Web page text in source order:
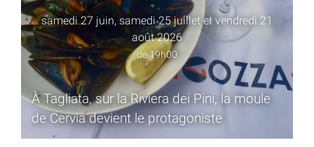
samedi 27 juin, samedi 25 juillet et vendredi 21
août 2026
de 19h00
À Tagliata, sur la Riviera dei Pini, la moule
de Cervia devient le protagoniste